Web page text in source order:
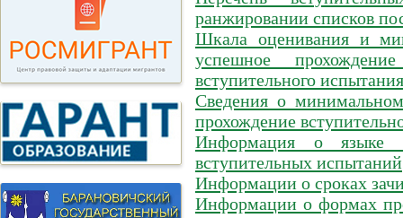
ранжировании списков
Шкала оценивания и
успешное
вступительного
Сведения о
прохождение
Информация о языке
вступительных испытаний
Информации о сроках
Информации о формах